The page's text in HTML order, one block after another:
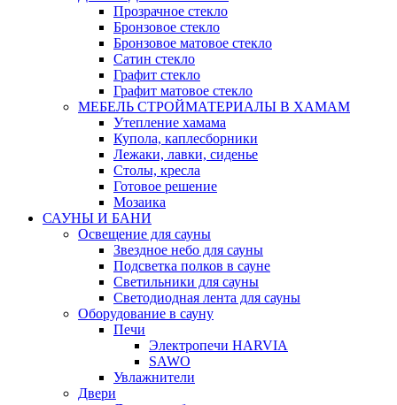
Прозрачное стекло
Бронзовое стекло
Бронзовое матовое стекло
Сатин стекло
Графит стекло
Графит матовое стекло
МЕБЕЛЬ СТРОЙМАТЕРИАЛЫ В ХАМАМ
Утепление хамама
Купола, каплесборники
Лежаки, лавки, сиденье
Столы, кресла
Готовое решение
Мозаика
САУНЫ И БАНИ
Освещение для сауны
Звездное небо для сауны
Подсветка полков в сауне
Светильники для сауны
Светодиодная лента для сауны
Оборудование в сауну
Печи
Электропечи HARVIA
SAWO
Увлажнители
Двери